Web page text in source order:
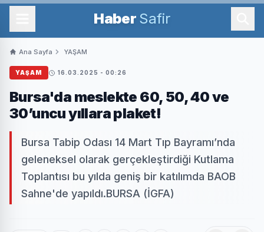
Haber Safir
Ana Sayfa YAŞAM
YAŞAM 16.03.2025 - 00:26
Bursa'da meslekte 60, 50, 40 ve
30’uncu yıllara plaket!
Bursa Tabip Odası 14 Mart Tıp Bayramı’nda
geleneksel olarak gerçekleştirdiği Kutlama
Toplantısı bu yılda geniş bir katılımda BAOB
Sahne'de yapıldı.BURSA (İGFA)